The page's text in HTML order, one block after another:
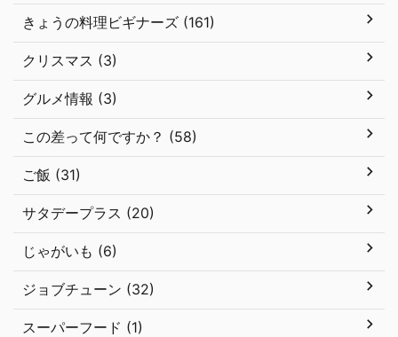
きょうの料理ビギナーズ (161)
クリスマス (3)
グルメ情報 (3)
この差って何ですか？ (58)
ご飯 (31)
サタデープラス (20)
じゃがいも (6)
ジョブチューン (32)
スーパーフード (1)